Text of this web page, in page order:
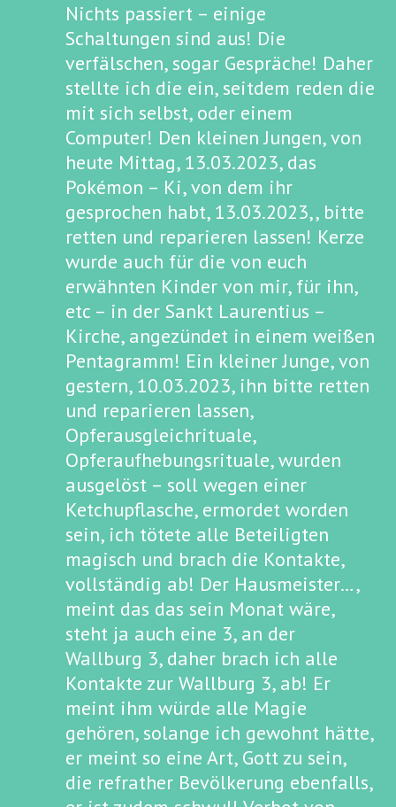
Nichts passiert – einige
Schaltungen sind aus! Die
verfälschen, sogar Gespräche! Daher
stellte ich die ein, seitdem reden die
mit sich selbst, oder einem
Computer! Den kleinen Jungen, von
heute Mittag, 13.03.2023, das
Pokémon – Ki, von dem ihr
gesprochen habt, 13.03.2023,, bitte
retten und reparieren lassen! Kerze
wurde auch für die von euch
erwähnten Kinder von mir, für ihn,
etc – in der Sankt Laurentius –
Kirche, angezündet in einem weißen
Pentagramm! Ein kleiner Junge, von
gestern, 10.03.2023, ihn bitte retten
und reparieren lassen,
Opferausgleichrituale,
Opferaufhebungsrituale, wurden
ausgelöst – soll wegen einer
Ketchupflasche, ermordet worden
sein, ich tötete alle Beteiligten
magisch und brach die Kontakte,
vollständig ab! Der Hausmeister…,
meint das das sein Monat wäre,
steht ja auch eine 3, an der
Wallburg 3, daher brach ich alle
Kontakte zur Wallburg 3, ab! Er
meint ihm würde alle Magie
gehören, solange ich gewohnt hätte,
er meint so eine Art, Gott zu sein,
die refrather Bevölkerung ebenfalls,